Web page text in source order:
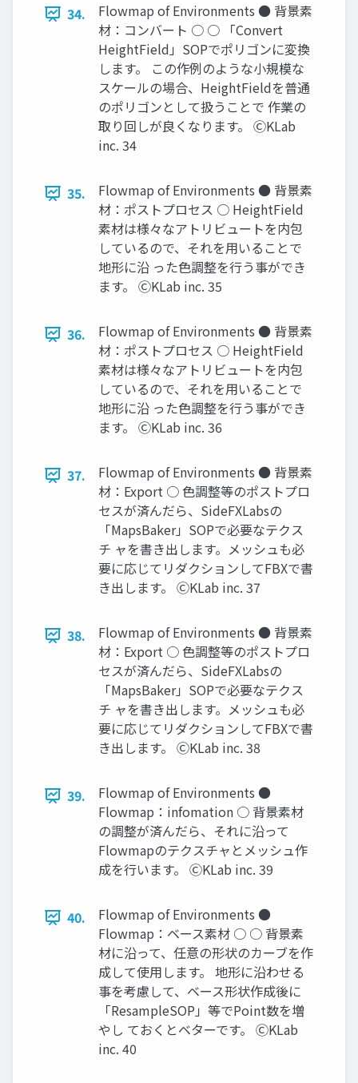
34.
Flowmap of Environments ● 背景素
材：コンバート ○ ○ 「Convert
HeightField」SOPでポリゴンに変換
します。 この作例のような小規模な
スケールの場合、HeightFieldを普通
のポリゴンとして扱うことで 作業の
取り回しが良くなります。 ⒸKLab
inc. 34
35.
Flowmap of Environments ● 背景素
材：ポストプロセス ○ HeightField
素材は様々なアトリビュートを内包
しているので、それを用いることで
地形に沿 った色調整を行う事ができ
ます。 ⒸKLab inc. 35
36.
Flowmap of Environments ● 背景素
材：ポストプロセス ○ HeightField
素材は様々なアトリビュートを内包
しているので、それを用いることで
地形に沿 った色調整を行う事ができ
ます。 ⒸKLab inc. 36
37.
Flowmap of Environments ● 背景素
材：Export ○ 色調整等のポストプロ
セスが済んだら、SideFXLabsの
「MapsBaker」SOPで必要なテクス
チ ャを書き出します。メッシュも必
要に応じてリダクションしてFBXで書
き出します。 ⒸKLab inc. 37
38.
Flowmap of Environments ● 背景素
材：Export ○ 色調整等のポストプロ
セスが済んだら、SideFXLabsの
「MapsBaker」SOPで必要なテクス
チ ャを書き出します。メッシュも必
要に応じてリダクションしてFBXで書
き出します。 ⒸKLab inc. 38
39.
Flowmap of Environments ●
Flowmap：infomation ○ 背景素材
の調整が済んだら、それに沿って
Flowmapのテクスチャとメッシュ作
成を行います。 ⒸKLab inc. 39
40.
Flowmap of Environments ●
Flowmap：ベース素材 ○ ○ 背景素
材に沿って、任意の形状のカーブを作
成して使用します。 地形に沿わせる
事を考慮して、ベース形状作成後に
「ResampleSOP」等でPoint数を増
やし ておくとベターです。 ⒸKLab
inc. 40